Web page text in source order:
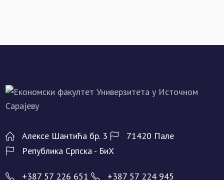
Алeксe Шантића бр. 3
71420 Палe
Рeпублика Српска - БиХ
+387 57 226 651
+387 57 224 945